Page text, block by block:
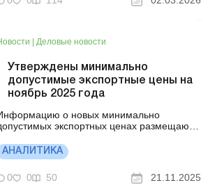
стимулировать рост объемов ее
сохранению трудового
и созданию ...
Деловые новости
Утверждены минимально
допустимые экспортные цены на
ноябрь 2025 года
о новых минимально
экспортных ценах размещают
позднее следующего рабочего дня
принятия соответствующего приказа.
До момента обнародования новых
применяют ранее утвержденные
АНАЛИТИКА
0 0 50 21.11.2025